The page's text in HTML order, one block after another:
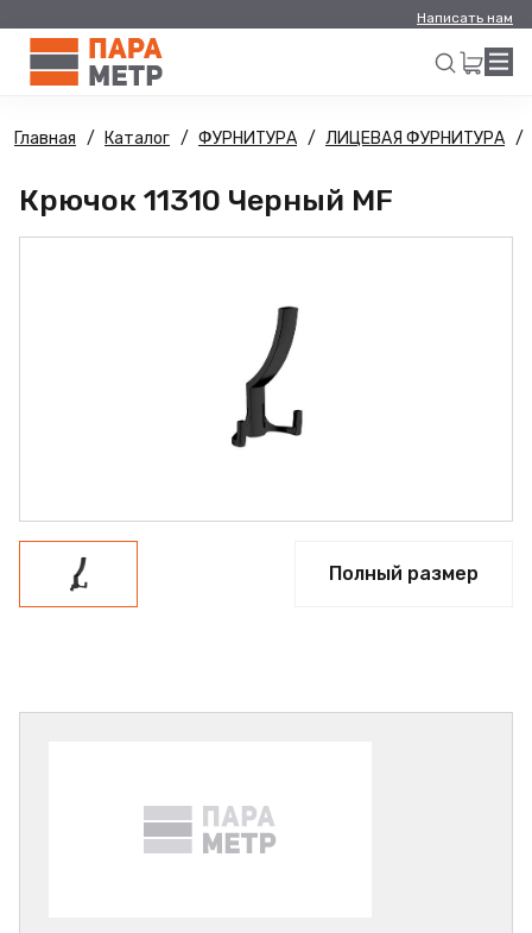
Написать нам
Искать
Главная Каталог ФУРНИТУРА ЛИЦЕВАЯ ФУРНИТУРА
Крючок 11310 Черный MF
Полный размер